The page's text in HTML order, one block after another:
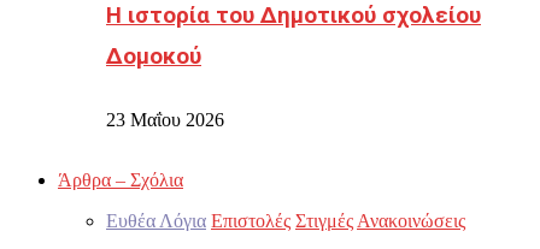
Η ιστορία του Δημοτικού σχολείου
Δομοκού
23 Μαΐου 2026
Άρθρα – Σχόλια
Ευθέα Λόγια Επιστολές Στιγμές Ανακοινώσεις